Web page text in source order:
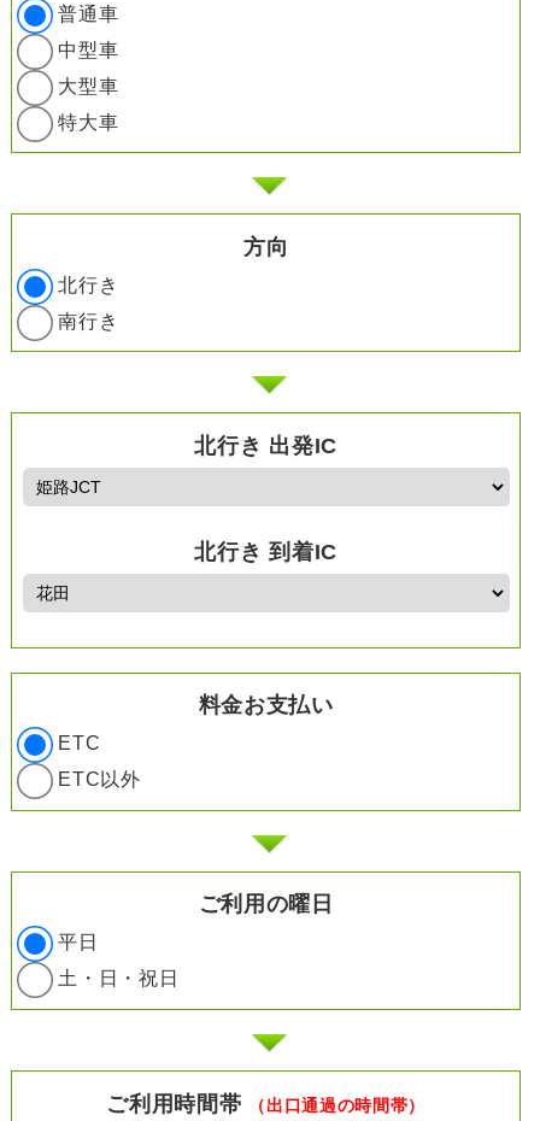
普通車
中型車
大型車
特大車
方向
北行き
南行き
北行き 出発IC
北行き 到着IC
料金お支払い
ETC
ETC以外
ご利用の曜日
平日
土・日・祝日
ご利用時間帯 （出口通過の時間帯）